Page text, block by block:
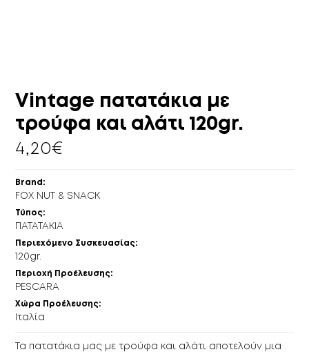
Vintage πατατάκια με
τρούφα και αλάτι 120gr.
4,20€
Brand:
FOX NUT & SNACK
Τύπος:
ΠΑΤΑΤΑΚΙΑ
Περιεχόμενο Συσκευασίας:
120gr.
Περιοχή Προέλευσης:
PESCARA
Xώρα Προέλευσης:
Ιταλία
Τα πατατάκια μας με τρούφα και αλάτι αποτελούν μια